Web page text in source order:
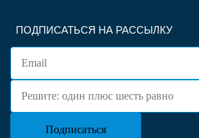
ПОДПИСАТЬСЯ НА РАССЫЛКУ